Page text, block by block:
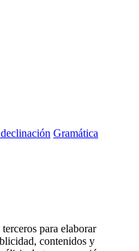
Gramática
para elaborar
contenidos y